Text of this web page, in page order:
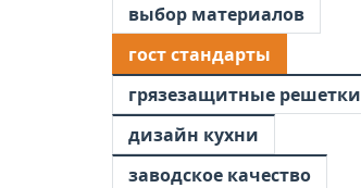
выбор материалов
гост стандарты
грязезащитные решетки
дизайн кухни
заводское качество